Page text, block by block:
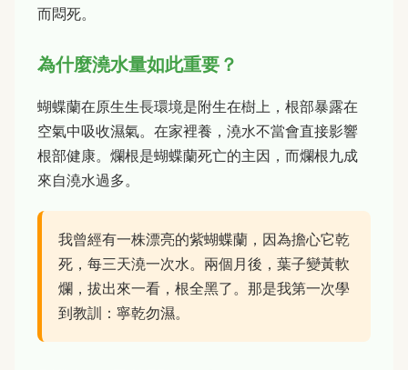
而悶死。
為什麼澆水量如此重要？
蝴蝶蘭在原生生長環境是附生在樹上，根部暴露在
空氣中吸收濕氣。在家裡養，澆水不當會直接影響
根部健康。爛根是蝴蝶蘭死亡的主因，而爛根九成
來自澆水過多。
我曾經有一株漂亮的紫蝴蝶蘭，因為擔心它乾
死，每三天澆一次水。兩個月後，葉子變黃軟
爛，拔出來一看，根全黑了。那是我第一次學
到教訓：寧乾勿濕。